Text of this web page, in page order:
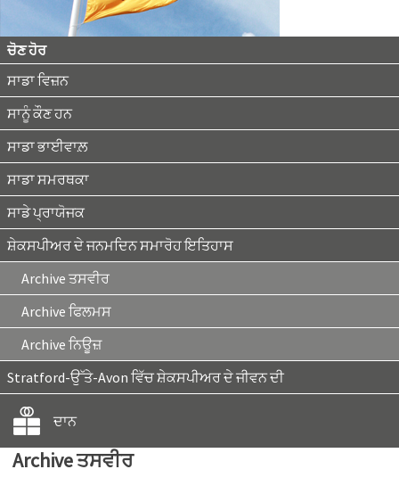
ਚੋਣ ਹੋਰ
ਸਾਡਾ ਵਿਜ਼ਨ
ਸਾਨੂੰ ਕੌਣ ਹਨ
ਸਾਡਾ ਭਾਈਵਾਲ਼
ਸਾਡਾ ਸਮਰਥਕਾ
ਸਾਡੇ ਪ੍ਰਾਯੋਜਕ
ਸ਼ੇਕਸਪੀਅਰ ਦੇ ਜਨਮਦਿਨ ਸਮਾਰੋਹ ਇਤਿਹਾਸ
Archive ਤਸਵੀਰ
Archive ਫਿਲਮਸ
Archive ਨਿਊਜ਼
Stratford-ਉੱਤੇ-Avon ਵਿੱਚ ਸ਼ੇਕਸਪੀਅਰ ਦੇ ਜੀਵਨ ਦੀ
ਦਾਨ
Archive ਤਸਵੀਰ